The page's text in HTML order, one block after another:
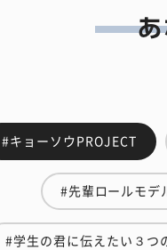
#キョーソウPROJECT
#先輩ロールモデ
#学生の君に伝えたい３つ